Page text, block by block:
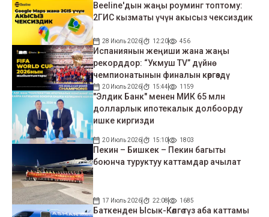
Beeline'дын жаңы роуминг топтому:
2ГИС кызматы үчүн акысыз чексиздик
28 Июль 2026 12:20 456
Испаниянын жеңиши жана жаңы
рекорддор: “Укмуш TV” дүйнө
чемпионатынын финалын көргөздү
20 Июль 2026 15:44 1159
"Элдик Банк" менен МИК 65 млн
долларлык ипотекалык долбоорду
ишке киргизди
20 Июль 2026 15:10 1803
Пекин – Бишкек – Пекин багыты
боюнча туруктуу каттамдар ачылат
17 Июль 2026 22:08 1685
Баткенден Ысык-Көлгө түз аба каттамы